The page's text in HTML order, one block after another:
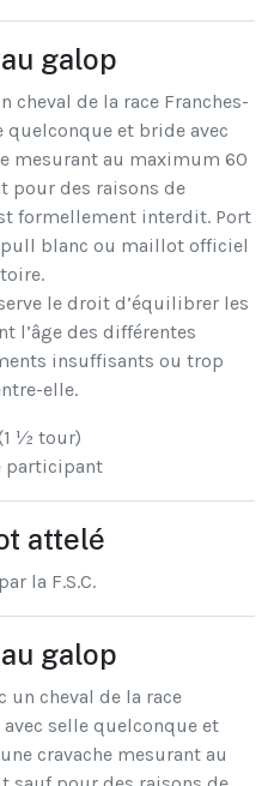
galop
cheval de la race Franches-
quelconque et bride avec
mesurant au maximum 60
pour des raisons de
formellement interdit. Port
blanc ou maillot officiel
le droit d’équilibrer les
l’âge des différentes
insuffisants ou trop
elle.
½ tour)
participant
attelé
la F.S.C.
galop
un cheval de la race
selle quelconque et
cravache mesurant au